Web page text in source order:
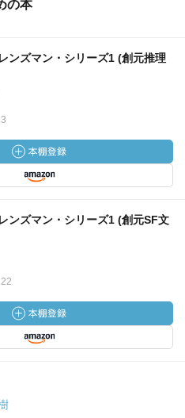
の本
ンズマン・シリーズ1 (創元推理
ンズマン・シリーズ1 (創元SF文
22